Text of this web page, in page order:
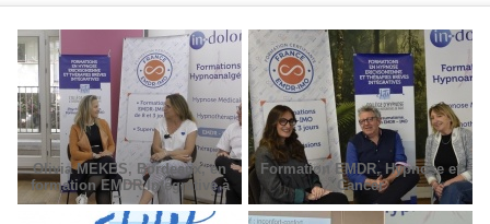
Olivia MEKES, Bordeaux, en
formation EMDR Intégrative à
Paris
Formation EMDR, Hypnose et
Cancer